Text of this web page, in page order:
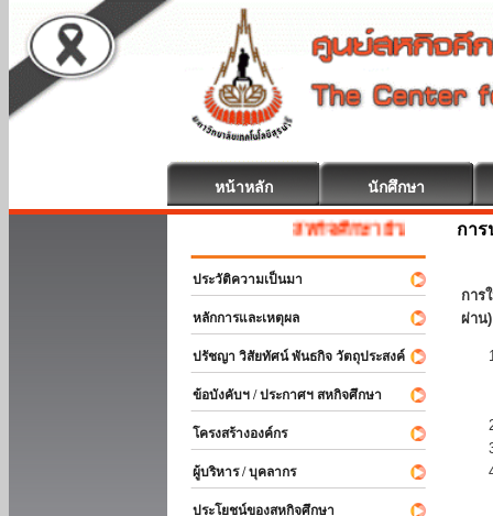
หน้าหลัก นักศึกษา
สหกิจศึกษา ยินดีต้อนรับ
ประวัติความเป็นมา
หลักการและเหตุผล
ปรัชญา วิสัยทัศน์ พันธกิจ วัตถุประสงค์
ข้อบังคับฯ / ประกาศฯ สหกิจศึกษา
โครงสร้างองค์กร
ผู้บริหาร / บุคลากร
ประโยชน์ของสหกิจศึกษา
กา
การ
ผ่าน